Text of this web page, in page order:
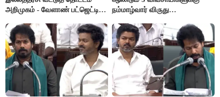
அறிமுகம் - வேளாண் பட்ஜெட்டில்
நம்மாழ்வார் விருது